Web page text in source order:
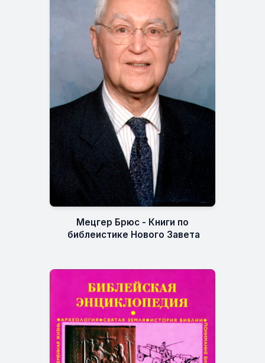
Мецгер Брюс - Книги по
библеистике Нового Завета